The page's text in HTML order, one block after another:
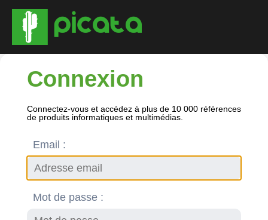
Connexion
Connectez-vous et accédez à plus de 10 000 références
de produits informatiques et multimédias.
Email :
Mot de passe :